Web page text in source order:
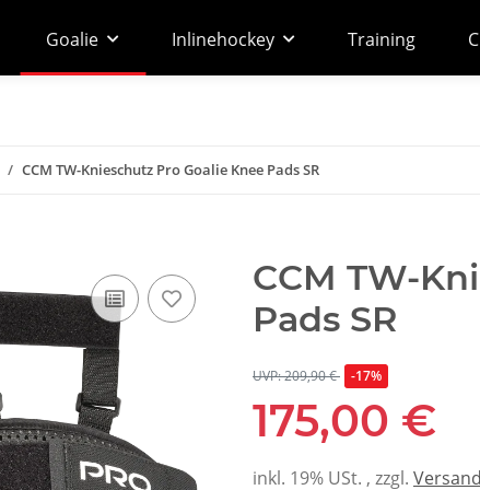
Goalie Inlinehockey Training
CCM TW-Knieschutz Pro Goalie Knee Pads SR
CCM TW-
Pads SR
UVP: 209,90 € -17%
175,00 €
inkl. 19% USt. , zzgl.